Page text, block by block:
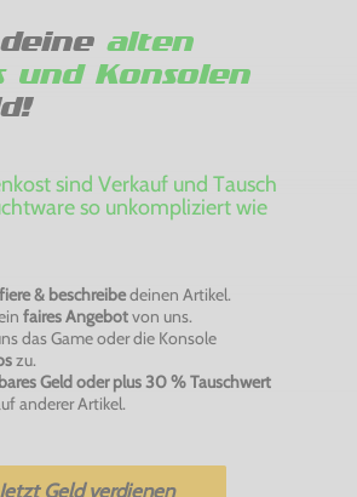
alten
und Konsolen
sind Verkauf und Tausch
so unkompliziert wie
& beschreibedeinen Artikel.
faires Angebotvon uns.
das Game oder die Konsole
zu.
Geld oder plus 30 % Tauschwert
anderer Artikel.
Jetzt Geld verdienen